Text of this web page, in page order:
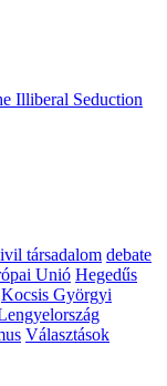
Illiberal Seduction
társadalom debate
Unió Hegedűs
Kocsis Györgyi
Választások